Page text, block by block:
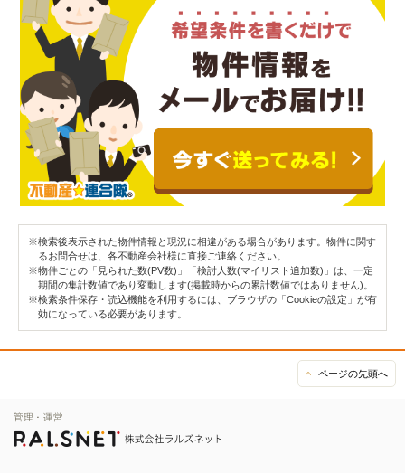
※検索後表示された物件情報と現況に相違がある場合があります。物件に関す
るお問合せは、各不動産会社様に直接ご連絡ください。
※物件ごとの「見られた数(PV数)」「検討人数(マイリスト追加数)」は、一定
期間の集計数値であり変動します(掲載時からの累計数値ではありません)。
※検索条件保存・読込機能を利用するには、ブラウザの「Cookieの設定」が有
効になっている必要があります。
ページの先頭へ